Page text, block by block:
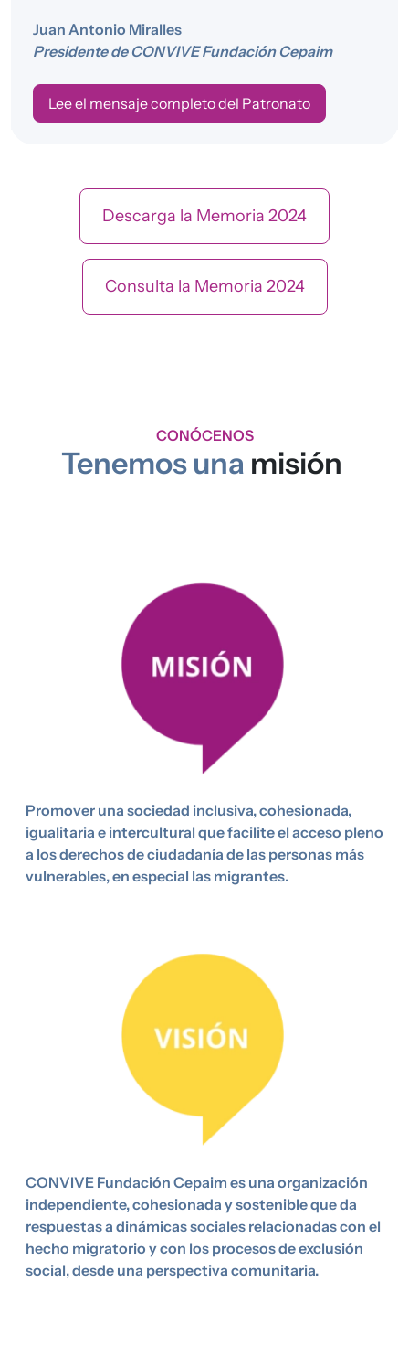
Juan Antonio Miralles
Presidente de CONVIVE Fundación Cepaim
Lee el mensaje completo del Patronato
Descarga la Memoria 2024
Consulta la Memoria 2024
CONÓCENOS
Tenemos una misión
Promover una sociedad inclusiva, cohesionada,
igualitaria e intercultural que facilite el acceso pleno
a los derechos de ciudadanía de las personas más
vulnerables, en especial las migrantes.
CONVIVE Fundación Cepaim es una organización
independiente, cohesionada y sostenible que da
respuestas a dinámicas sociales relacionadas con el
hecho migratorio y con los procesos de exclusión
social, desde una perspectiva comunitaria.